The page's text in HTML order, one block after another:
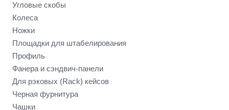
Угловые скобы
Колеса
Ножки
Площадки для штабелирования
Профиль
Фанера и сэндвич-панели
Для рэковых (Rack) кейсов
Черная фурнитура
Чашки